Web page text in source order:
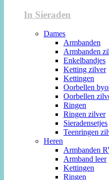
In Sieraden
Dames
Armbanden
Armbanden
Enkelbandjes
Ketting zilver
Kettingen
Oorbellen
Oorbellen
Ringen
Ringen zilver
Sieradensetjes
Teenringen
Heren
Armbanden
Armband leer
Kettingen
Ringen